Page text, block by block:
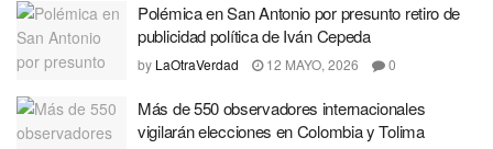
Polémica en San Antonio por presunto retiro de
publicidad política de Iván Cepeda
by LaOtraVerdad 12 MAYO, 2026 0
Más de 550 observadores internacionales
vigilarán elecciones en Colombia y Tolima